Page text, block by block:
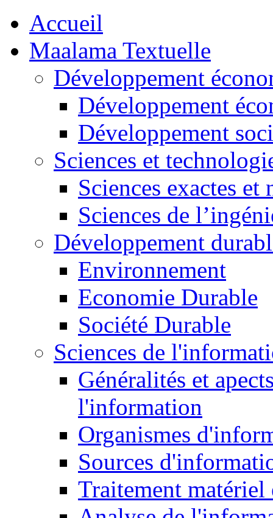
Accueil
Maalama Textuelle
Développement
Développement
Développement
Sciences et
Sciences exactes et
Sciences de
Développement
Environnement
Economie Durable
Société Durable
Sciences de
Généralités et
l'information
Organismes
Sources
Traitement matériel